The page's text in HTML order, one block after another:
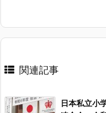
関連記事
日本私立小